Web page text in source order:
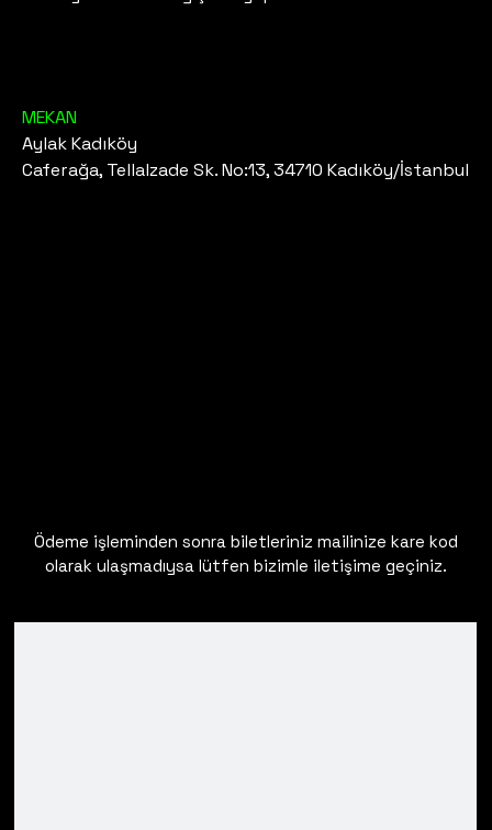
MEKAN
Aylak Kadıköy
Caferağa, Tellalzade Sk. No:13, 34710 Kadıköy/İstanbul
Ödeme işleminden sonra biletleriniz mailinize kare kod
olarak ulaşmadıysa lütfen bizimle iletişime geçiniz.